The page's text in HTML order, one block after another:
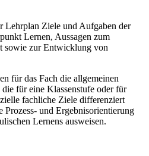
Lehrplan Ziele und Aufgaben der
Lernen, Aussagen zum
sowie zur Entwicklung von
für das Fach die allgemeinen
für eine Klassenstufe oder für
fachliche Ziele differenziert
Prozess- und Ergebnisorientierung
Lernens ausweisen.